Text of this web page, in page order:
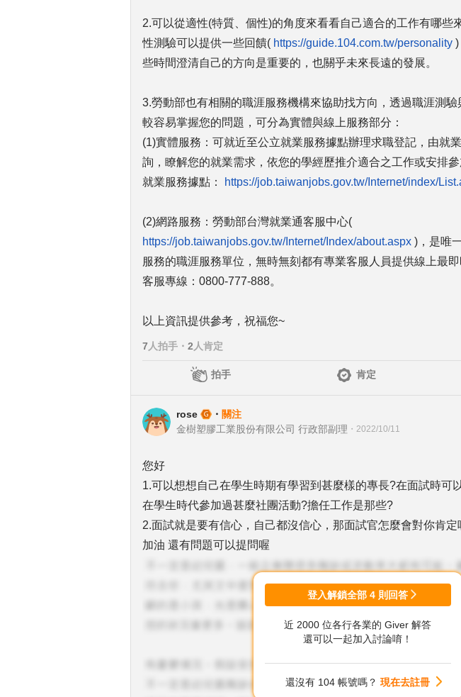
2.可以從適性(特質、個性)的角度來看看自己適合的工作有哪些
性測驗可以提供一些回饋( https://guide.104.com.tw/personality )
些時間澄清自己的方向是重要的，也關乎未來長遠的發展。
3.勞動部也有相關的職涯服務機構來協助找方向，透過職涯測
較容易掌握您的問題，可分為實體與線上服務部分：
(1)實體服務：可就近至公立就業服務據點辦理求職登記，由就
詢，瞭解您的就業需求，依您的學經歷推介適合之工作或安排
就業服務據點：
https://job.taiwanjobs.gov.tw/Internet/index/
(2)網路服務：勞動部台灣就業通客服中心(
https://job.taiwanjobs.gov.tw/Internet/Index/about.aspx )，是唯
服務的職涯服務單位，無時無刻都有專業客服人員提供線上最即
客服專線：0800-777-888。
以上資訊提供參考，祝福您~
7 人拍手 ・ 2 人肯定
拍手 肯定
rose ・ 關注
金樹塑膠工業股份有限公司 行政部副理 ・ 2022/10/11
您好
1.可以想想自己在學生時期有學習到甚麼樣的專長?在面試時可
在學生時代參加過甚麼社團活動?擔任工作是那些?
2.面試就是要有信心，自己都沒信心，那面試官怎麼會對你肯定
加油 還有問題可以提問喔
登入解鎖全部 4 則回答
近 2000 位各行各業的 Giver 解答
還可以一起加入討論唷！
還沒有 104 帳號嗎？ 現在去註冊